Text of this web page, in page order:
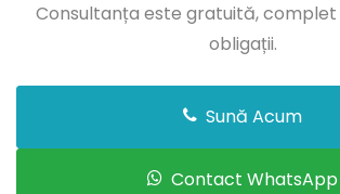
Consultanța este gratuită, complet
obligații.
Sună Acum
Contact WhatsApp